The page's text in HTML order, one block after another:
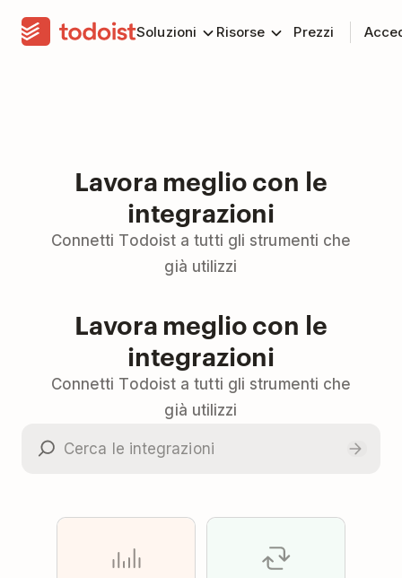
Soluzioni Risorse Prezzi
Lavora meglio con le
integrazioni
Connetti Todoist a tutti gli strumenti che
già utilizzi
Lavora meglio con le
integrazioni
Connetti Todoist a tutti gli strumenti che
già utilizzi